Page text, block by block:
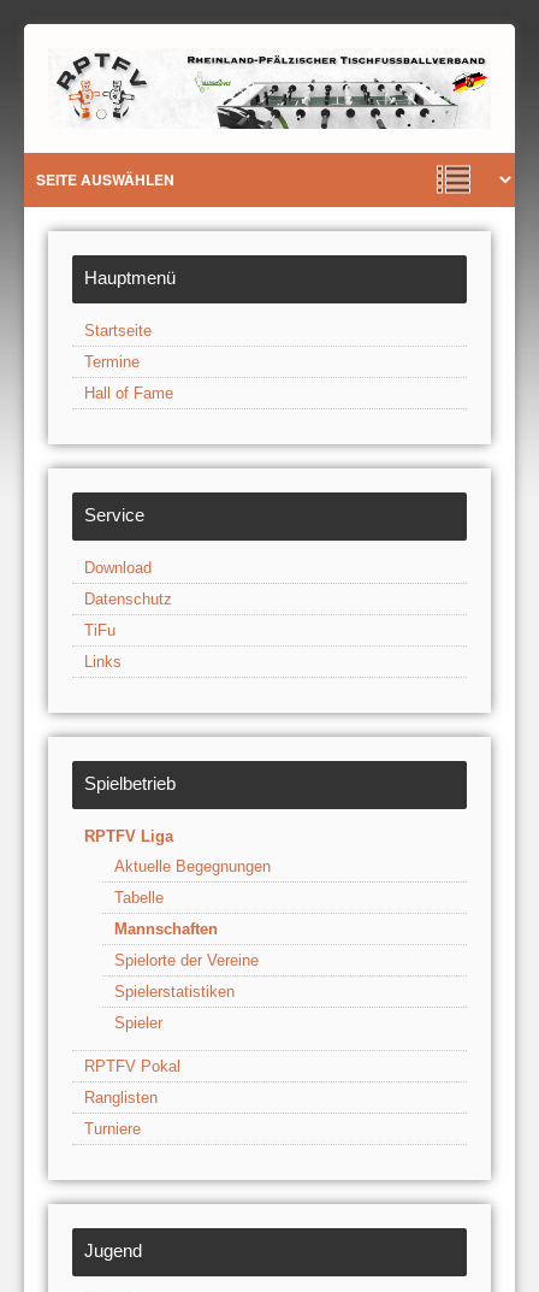
Hauptmenü
Startseite
Termine
Hall of Fame
Service
Download
Datenschutz
TiFu
Links
Spielbetrieb
RPTFV Liga
Aktuelle Begegnungen
Tabelle
Mannschaften
Spielorte der Vereine
Spielerstatistiken
Spieler
RPTFV Pokal
Ranglisten
Turniere
Jugend